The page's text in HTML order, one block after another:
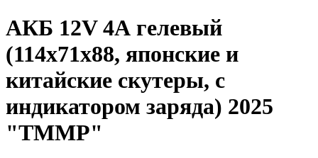
АКБ 12V 4А гелевый
(114x71x88, японские и
китайские скутеры, с
индикатором заряда) 2025
"TMMP"